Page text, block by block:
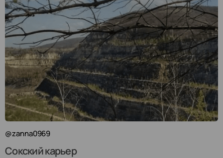
@zanna0969
Сокский карьер